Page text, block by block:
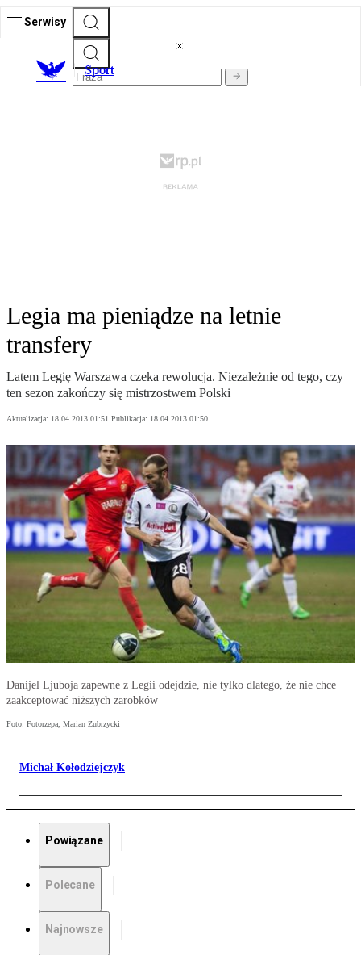
Serwisy
Sport
Legia ma pieniądze na letnie
transfery
Latem Legię Warszawa czeka rewolucja. Niezależnie od tego, czy
ten sezon zakończy się mistrzostwem Polski
Aktualizacja: 18.04.2013 01:51 Publikacja: 18.04.2013 01:50
Danijel Ljuboja zapewne z Legii odejdzie, nie tylko dlatego, że nie chce
zaakceptować niższych zarobków
Foto: Fotorzepa, Marian Zubrzycki
Michał Kołodziejczyk
Powiązane
Polecane
Najnowsze